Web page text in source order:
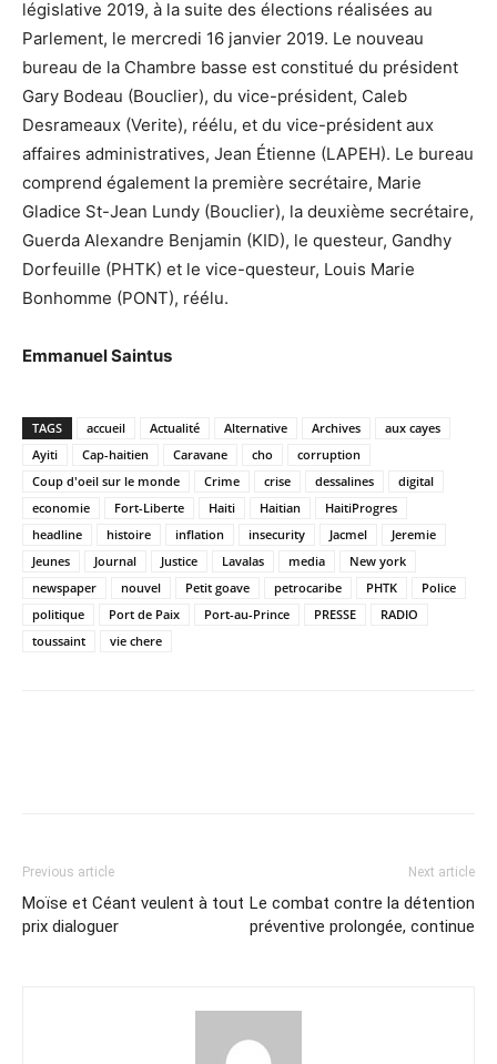
législative 2019, à la suite des élections réalisées au
Parlement, le mercredi 16 janvier 2019. Le nouveau
bureau de la Chambre basse est constitué du président
Gary Bodeau (Bouclier), du vice-président, Caleb
Desrameaux (Verite), réélu, et du vice-président aux
affaires administratives, Jean Étienne (LAPEH). Le bureau
comprend également la première secrétaire, Marie
Gladice St-Jean Lundy (Bouclier), la deuxième secrétaire,
Guerda Alexandre Benjamin (KID), le questeur, Gandhy
Dorfeuille (PHTK) et le vice-questeur, Louis Marie
Bonhomme (PONT), réélu.
Emmanuel Saintus
TAGS accueil Actualité Alternative Archives
aux cayes
Ayiti
Cap-haitien Caravane cho
corruption
Coup d'oeil sur le monde
Crime crise dessalines
digital
economie
Fort-Liberte Haiti Haitian
HaitiProgres
headline
histoire inflation insecurity Jacmel
Jeremie
Jeunes
Journal Justice Lavalas media
New york
newspaper
nouvel Petit goave petrocaribe PHTK
Police
politique
Port de Paix Port-au-Prince PRESSE
RADIO
toussaint
vie chere
Previous article
Moïse et Céant veulent à tout
prix dialoguer
Next article
Le combat contre la détention
préventive prolongée, continue